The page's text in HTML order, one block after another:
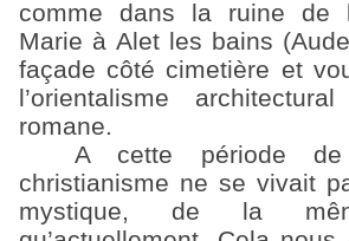
comme dans la ruine de
Marie à Alet les bains
façade côté cimetière et
l’orientalisme
romane.
A cette période de
christianisme ne se vivait
mystique, de la